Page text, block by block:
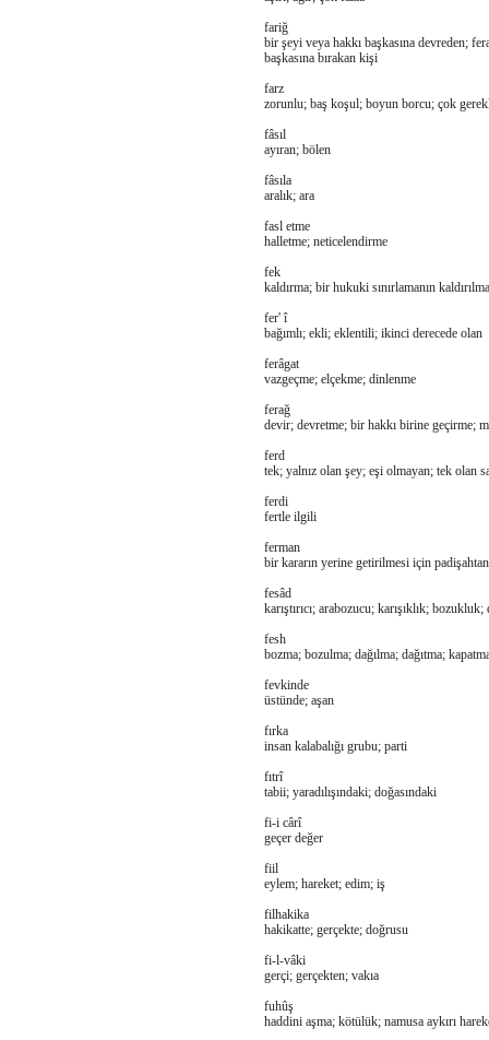
fariğ
bir şeyi veya hakkı başkasına devreden;
başkasına bırakan kişi
farz
zorunlu; baş koşul; boyun borcu; çok
fâsıl
ayıran; bölen
fâsıla
aralık; ara
fasl etme
halletme; neticelendirme
fek
kaldırma; bir hukuki sınırlamanın
fer' î
bağımlı; ekli; eklentili; ikinci derecede olan
ferâgat
vazgeçme; elçekme; dinlenme
ferağ
devir; devretme; bir hakkı birine geçirme;
ferd
tek; yalnız olan şey; eşi olmayan; tek olan
ferdi
fertle ilgili
ferman
bir kararın yerine getirilmesi için
fesâd
karıştırıcı; arabozucu; karışıklık; bozukluk;
fesh
bozma; bozulma; dağılma; dağıtma;
fevkinde
üstünde; aşan
fırka
insan kalabalığı grubu; parti
fıtrî
tabii; yaradılışındaki; doğasındaki
fi-i cârî
geçer değer
fiil
eylem; hareket; edim; iş
filhakika
hakikatte; gerçekte; doğrusu
fi-l-vâki
gerçi; gerçekten; vakıa
fuhûş
haddini aşma; kötülük; namusa aykırı